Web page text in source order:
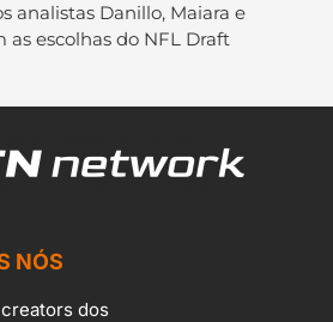
analistas Danillo, Maiara e
as escolhas do NFL Draft
NÓS
dos